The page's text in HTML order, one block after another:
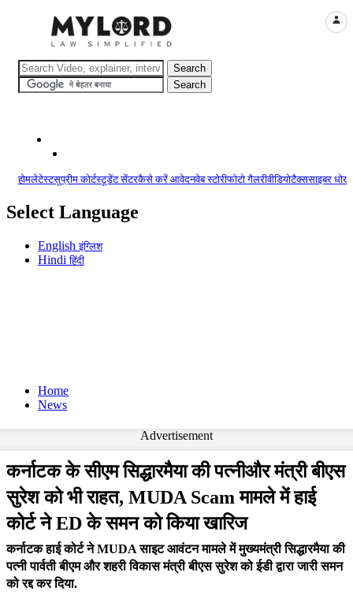
होमलेटेस्टसुप्रीम कोर्टस्टूडेंट सेंटरकैसे करें आवेदनवेब स्टोरीफोटो गैलरीवीडियोटैक्ससाइबर
Select Language
Englishइंग्लिश
Hindiहिंदी
Home
News
Advertisement
कर्नाटक के सीएम सिद्धारमैया की पत्नीऔर मंत्री बीएस
सुरेश को भी राहत, MUDA Scam मामले में हाई
कोर्ट ने ED के समन को किया खारिज
कर्नाटक हाई कोर्ट ने MUDA साइट आवंटन मामले में मुख्यमंत्री सिद्धारमैया की
पत्नी पार्वती बीएम और शहरी विकास मंत्री बीएस सुरेश को ईडी द्वारा जारी समन
को रद्द कर दिया.